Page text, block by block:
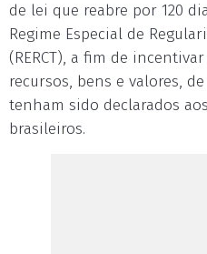
de lei que reabre por 120
Regime Especial de
(RERCT), a fim de
recursos, bens e valores,
tenham sido declarados
brasileiros.